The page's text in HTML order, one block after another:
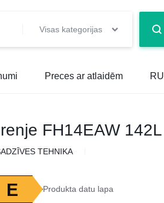
Visas kategorijas
Preces ar atlaidēm RU
FH14EAW 142L
TEHNIKA
E Produkta datu lapa